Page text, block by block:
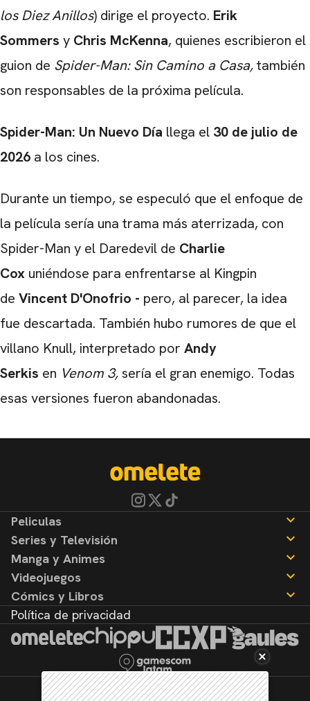
los Diez Anillos) dirige el proyecto. Erik
Sommers y Chris McKenna, quienes escribieron el
guion de Spider-Man: Sin Camino a Casa,también
son responsables de la próxima película.
Spider-Man: Un Nuevo Día llega el 30 de julio de
2026 a los cines.
Durante un tiempo, se especuló que el enfoque de
la película sería una trama más aterrizada, con
Spider-Man y el Daredevil de Charlie
Cox uniéndose para enfrentarse al Kingpin
de Vincent D'Onofrio - pero, al parecer, la idea
fue descartada. También hubo rumores de que el
villano Knull, interpretado por Andy
Serkis en Venom 3,sería el gran enemigo. Todas
esas versiones fueron abandonadas.
Peliculas
Noticias
Reseñas
Series y Televisión
Noticias
Reseñas
Manga y Animes
Noticias
Reseñas
Videojuegos
Noticias
Reseñas
Cómics y Libros
Noticias
Reseñas
Política de privacidad
©2026. Todos los derechos reservados.